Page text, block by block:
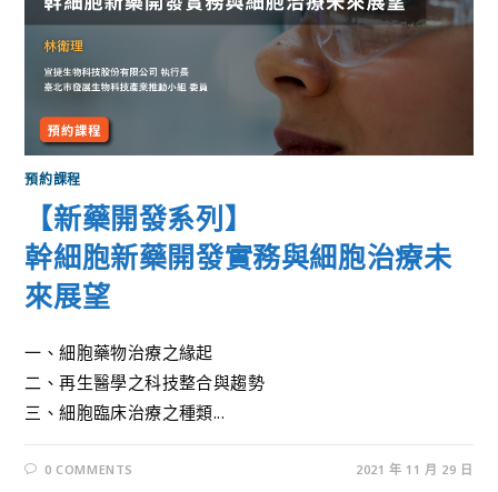
預約課程
【新藥開發系列】
幹細胞新藥開發實務與細胞治療未
來展望
一、細胞藥物治療之緣起
二、再生醫學之科技整合與趨勢
三、細胞臨床治療之種類...
0 COMMENTS 2021 年 11 月 29 日